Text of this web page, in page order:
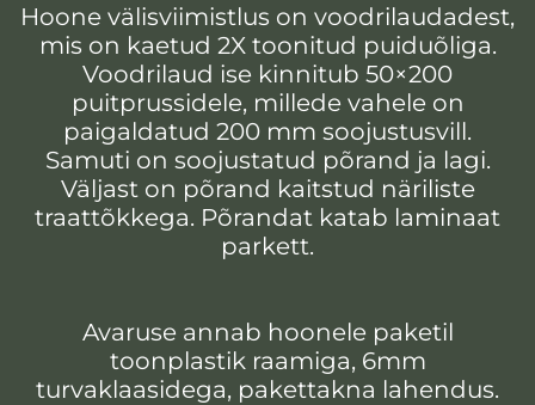
Hoone välisviimistlus on voodrilaudadest,
mis on kaetud 2X toonitud puiduõliga.
Voodrilaud ise kinnitub 50×200
puitprussidele, millede vahele on
paigaldatud 200 mm soojustusvill.
Samuti on soojustatud põrand ja lagi.
Väljast on põrand kaitstud näriliste
traattõkkega. Põrandat katab laminaat
parkett.
Avaruse annab hoonele paketil
toonplastik raamiga, 6mm
turvaklaasidega, pakettakna lahendus.